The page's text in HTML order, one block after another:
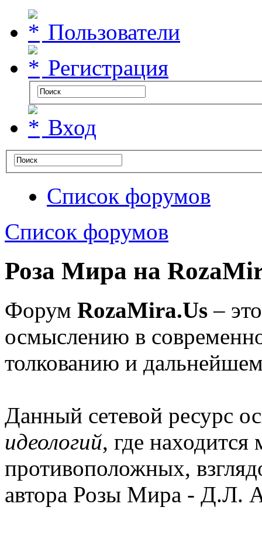
Пользователи
Регистрация
Вход
Список форумов
Список форумов
Роза Мира на
Форум RozaMira.Us –
осмыслению в
толкованию и
Данный сетевой ресурс
идеологий, где находится
противоположных,
автора Розы Мира - Д.Л.